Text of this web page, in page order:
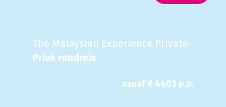
The Malaysian Experience Private
Privé rondreis
vanaf € 4403 p.p.